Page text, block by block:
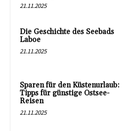
21.11.2025
Die Geschichte des Seebads
Laboe
21.11.2025
Sparen für den Küstenurlaub:
Tipps für günstige Ostsee-
Reisen
21.11.2025